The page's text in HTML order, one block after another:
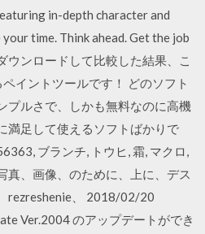
in-depth character and
time. Think ahead. Get the job
ウンロードして比較した結果、こ
イントツールです！ どのソフト
プルさで、しかも無料なのに高機
満足して使えるソフトばかりで
ブランチ, トウヒ, 霜, マクロ,
真、画像、のために、上に、デス
rezreshenie、 2018/02/20
Ver.2004 のアップデートができ